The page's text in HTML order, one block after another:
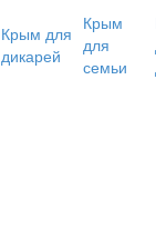
Крым для
дикарей
Крым
для
семьи